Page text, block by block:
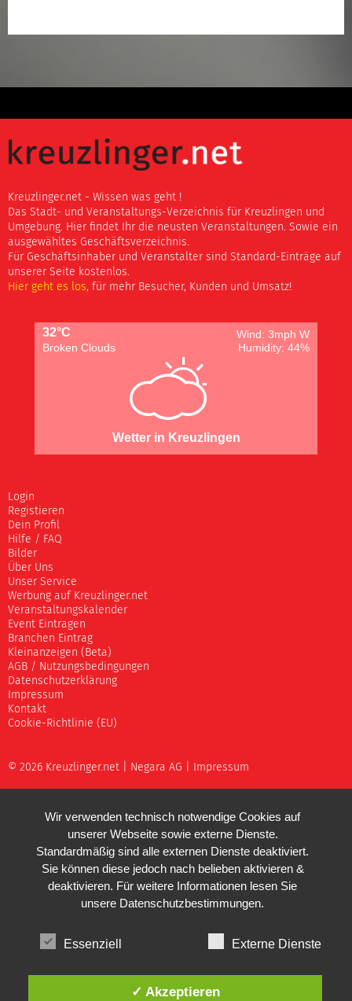
Kreuzlinger.net - Wissen was geht !
Das Stadt- und Veranstaltungs-Verzeichnis für Kreuzlingen und
Umgebung. Hier findet Ihr die neusten Veranstaltungen. Sowie ein
ausgewähltes Geschäftsverzeichnis.
Für Geschäftsinhaber und Veranstalter sind Standard-Einträge auf
unserer Seite kostenlos.
Hier geht es los, für mehr Besucher, Kunden und Umsatz!
32°C
Wind: 3mph W
Broken Clouds
Humidity: 44%
Wetter in Kreuzlingen
Login
Registieren
Dein Profil
Hilfe / FAQ
Bilder
Über Uns
Unser Service
Werbung auf Kreuzlinger.net
Veranstaltungskalender
Event Eintragen
Branchen Eintrag
Kleinanzeigen (Beta)
AGB / Nutzungsbedingungen
Datenschutzerklärung
Impressum
Kontakt
Cookie-Richtlinie (EU)
© 2026 Kreuzlinger.net | Negara AG Impressum
Wir verwenden technisch notwendige Cookies auf
unserer Webseite sowie externe Dienste.
Standardmäßig sind alle externen Dienste deaktiviert.
Sie können diese jedoch nach belieben aktivieren &
deaktivieren. Für weitere Informationen lesen Sie
unsere Datenschutzbestimmungen.
Essenziell Externe Dienste
✓ Akzeptieren